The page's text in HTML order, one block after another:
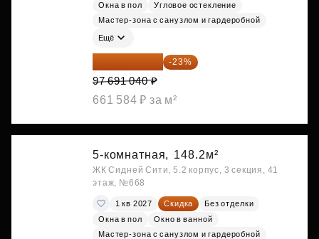
Окна в пол
Угловое остекление
Мастер-зона с санузлом и гардеробной
Ещё
75 222 101 ₽ -23%
97 691 040 ₽
661 584 ₽ за м²
5-комнатная, 148.2м²
ЖК Сидней Сити, 5.2 корпус, 3 секция, 41
этаж, №668
1 кв 2027 Скидка
Без отделки
Окна в пол
Окно в ванной
Мастер-зона с санузлом и гардеробной